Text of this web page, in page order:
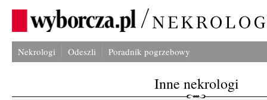
Nekrologi Odeszli Poradnik pogrzebowy
Inne nekrologi